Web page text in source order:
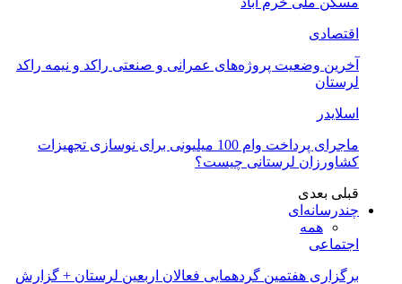
اقتصادی
آخرین وضعیت پروژه‌های عمرانی و صنعتی راکد و نیمه راکد
لرستان
اسلایدر
ماجرای پرداخت وام 100 میلیونی برای نوسازی تجهیزات
کشاورزان لرستانی چیست؟
قبلی بعدی
چندرسانه‌ای
همه
اجتماعی
برگزاری هفتمین گردهمایی فعالان اربعین لرستان + گزارش